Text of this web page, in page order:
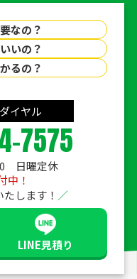
なの？
いの？
るの？
イヤル
7575
日曜定休
中！
します！
LINE見積り